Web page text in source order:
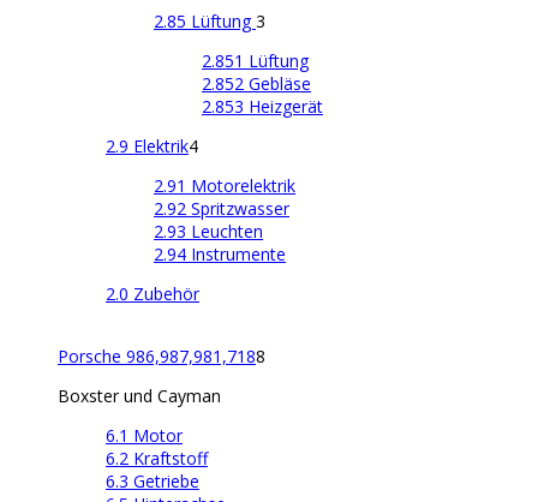
2.85 Lüftung3
2.851 Lüftung
2.852 Gebläse
2.853 Heizgerät
2.9 Elektrik4
2.91 Motorelektrik
2.92 Spritzwasser
2.93 Leuchten
2.94 Instrumente
2.0 Zubehör
Porsche 986,987,981,7188
Boxster und Cayman
6.1 Motor
6.2 Kraftstoff
6.3 Getriebe